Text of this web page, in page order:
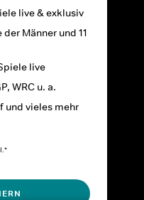
live & exklusiv
Männer und 11
live
WRC u. a.
und vieles mehr